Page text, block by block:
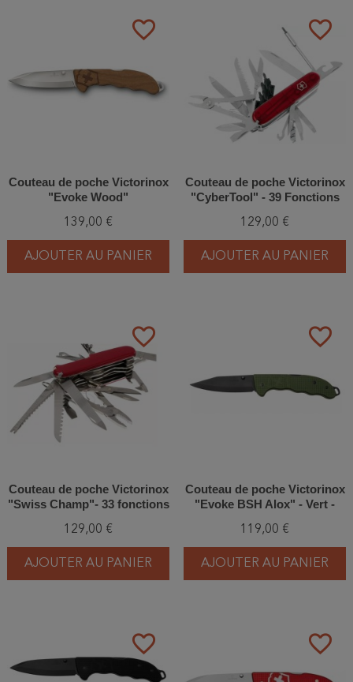
favorite_border
Couteau de poche Victorinox
"Evoke Wood"
139,00 €
AJOUTER AU PANIER
favorite_border
Couteau de poche Victorinox
"CyberTool" - 39 Fonctions
129,00 €
AJOUTER AU PANIER
favorite_border
Couteau de poche Victorinox
"Swiss Champ"- 33 fonctions
129,00 €
AJOUTER AU PANIER
favorite_border
Couteau de poche Victorinox
"Evoke BSH Alox" - Vert -
119,00 €
AJOUTER AU PANIER
favorite_border favorite_border